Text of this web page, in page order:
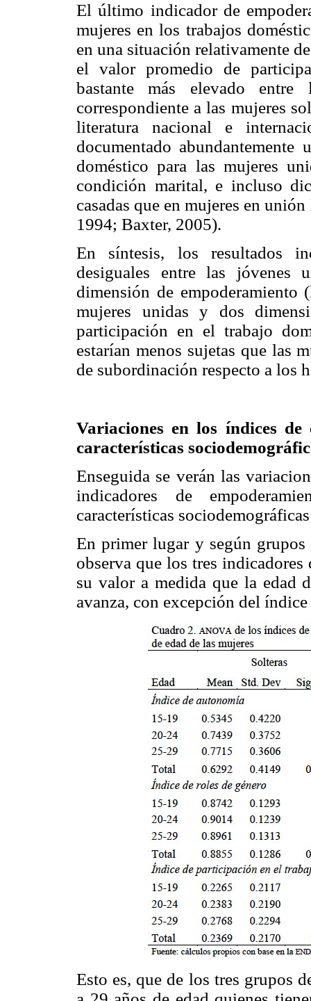
El último indicador de
mujeres en los trabajos
en una situación relativamente
el valor promedio de
bastante más elevado
correspondiente a las mujeres
literatura nacional e
documentado
doméstico para las mujeres
condición marital, e incluso
casadas que en mujeres en
1994; Baxter, 2005).
En síntesis, los resultados
desiguales entre las jóvenes
dimensión de empoderamiento
mujeres unidas y dos
participación en el trabajo
estarían menos sujetas que las
de subordinación respecto a los
Variaciones en los índices de
características
Enseguida se verán las
indicadores de
características
En primer lugar y según
observa que los tres
su valor a medida que la edad
avanza, con excepción del
Esto es, que de los tres grupos